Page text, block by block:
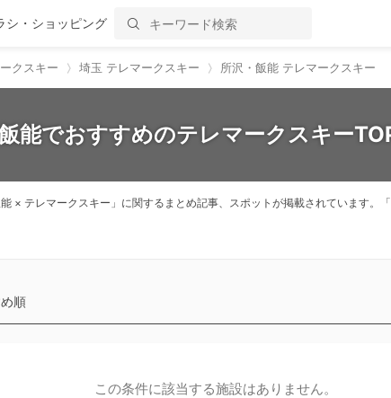
シ・ショッピング
クスキー 埼玉 テレマークスキー 所沢・飯能 テレマークスキー
能でおすすめのテレマークスキー
× テレマークスキー」に関するまとめ記事、スポットが掲載されています。
順
この条件に該当する施設はありません。